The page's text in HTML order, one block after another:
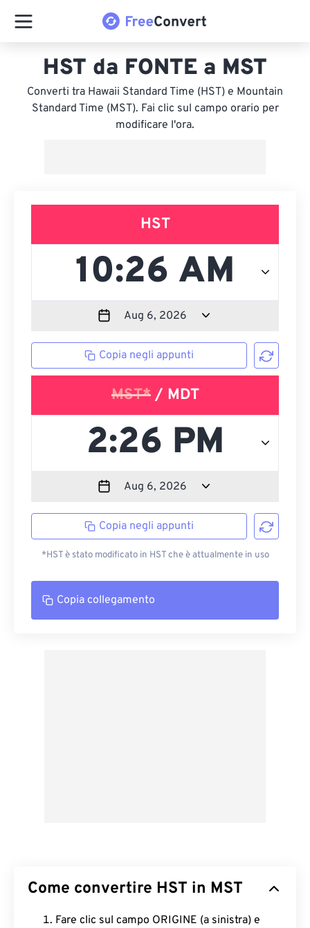
HST da FONTE a MST
Converti tra Hawaii Standard Time (HST) e Mountain
Standard Time (MST). Fai clic sul campo orario per
modificare l'ora.
HST
Copia negli appunti
MST*/ MDT
Copia negli appunti
*HST è stato modificato in HST che è attualmente in uso
Copia collegamento
Come convertire HST in MST
Fare clic sul campo ORIGINE (a sinistra) e